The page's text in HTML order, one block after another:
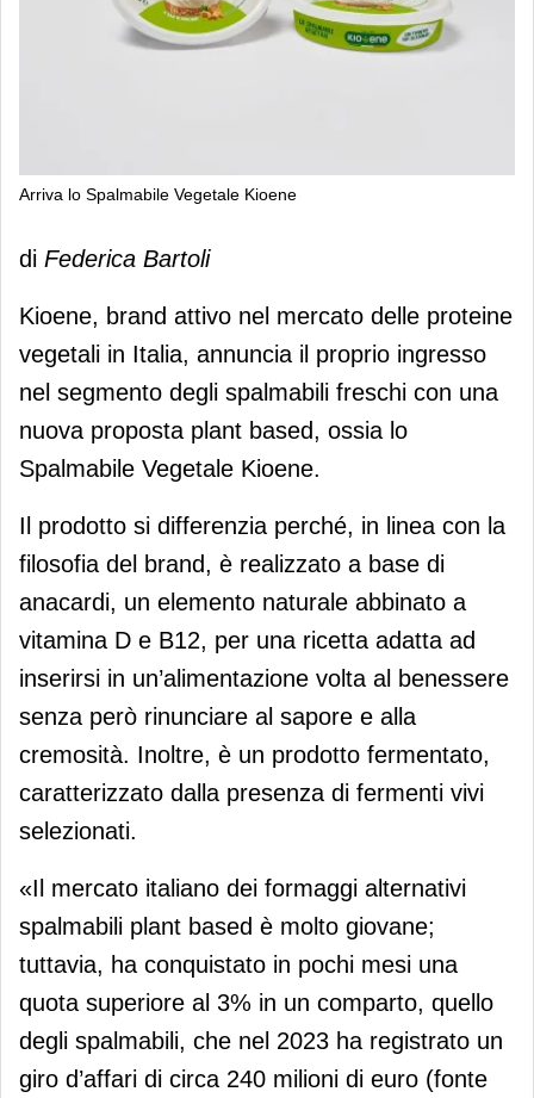
Arriva lo Spalmabile Vegetale Kioene
Arriva lo Spalmabile Vegetale Kioene
di Federica Bartoli
Kioene, brand attivo nel mercato delle proteine
vegetali in Italia, annuncia il proprio ingresso
nel segmento degli spalmabili freschi con una
nuova proposta plant based, ossia lo
Spalmabile Vegetale Kioene.
Il prodotto si differenzia perché, in linea con la
filosofia del brand, è realizzato a base di
anacardi, un elemento naturale abbinato a
vitamina D e B12, per una ricetta adatta ad
inserirsi in un’alimentazione volta al benessere
senza però rinunciare al sapore e alla
cremosità. Inoltre, è un prodotto fermentato,
caratterizzato dalla presenza di fermenti vivi
selezionati.
«Il mercato italiano dei formaggi alternativi
spalmabili plant based è molto giovane;
tuttavia, ha conquistato in pochi mesi una
quota superiore al 3% in un comparto, quello
degli spalmabili, che nel 2023 ha registrato un
giro d’affari di circa 240 milioni di euro (fonte